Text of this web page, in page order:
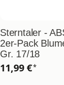
Sterntaler -
2er-Pack
Gr. 17/18
11,99 €*